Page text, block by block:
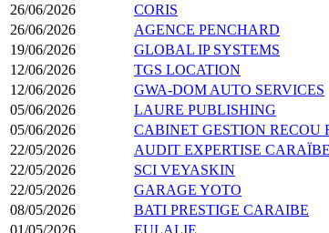
26/06/2026
CORIS
26/06/2026
AGENCE PENCHARD
19/06/2026
GLOBAL IP SYSTEMS
12/06/2026
TGS LOCATION
12/06/2026
GWA-DOM AUTO SERVICES
05/06/2026
LAURE PUBLISHING
05/06/2026
CABINET GESTION RECOU
22/05/2026
AUDIT EXPERTISE
22/05/2026
SCI VEYASKIN
22/05/2026
GARAGE YOTO
08/05/2026
BATI PRESTIGE CARAIBE
01/05/2026
EULALIE